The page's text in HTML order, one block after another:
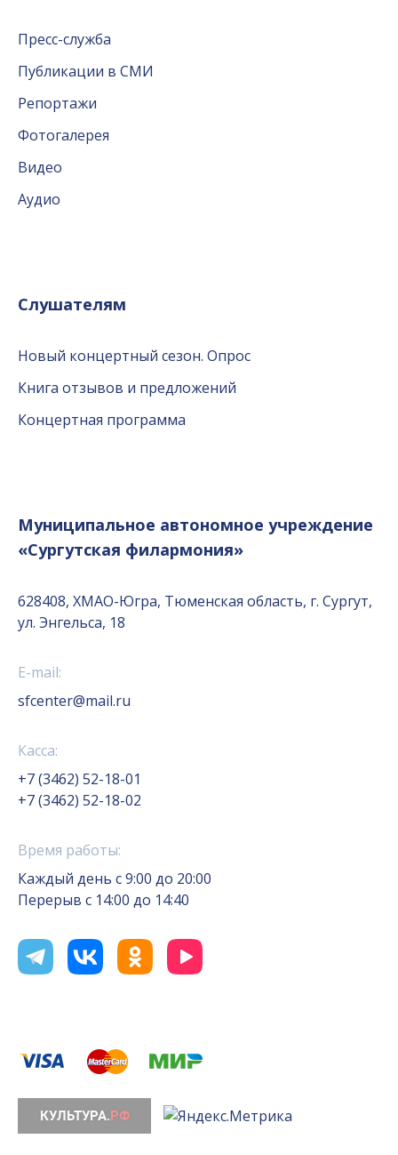
Пресс-служба
Публикации в СМИ
Репортажи
Фотогалерея
Видео
Аудио
Слушателям
Новый концертный сезон. Опрос
Книга отзывов и предложений
Концертная программа
Муниципальное автономное учреждение
«Сургутская филармония»
628408, ХМАО-Югра, Тюменская область, г. Сургут,
ул. Энгельса, 18
E-mail:
sfcenter@mail.ru
Касса:
+7 (3462) 52-18-01
+7 (3462) 52-18-02
Время работы:
Каждый день с 9:00 до 20:00
Перерыв с 14:00 до 14:40